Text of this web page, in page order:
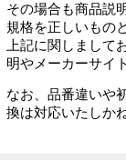
その場合も商品説
規格を正しいもの
上記に関しまして
明やメーカーサイ
なお、品番違いや
換は対応いたしか